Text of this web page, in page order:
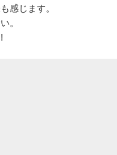
感じます。
。